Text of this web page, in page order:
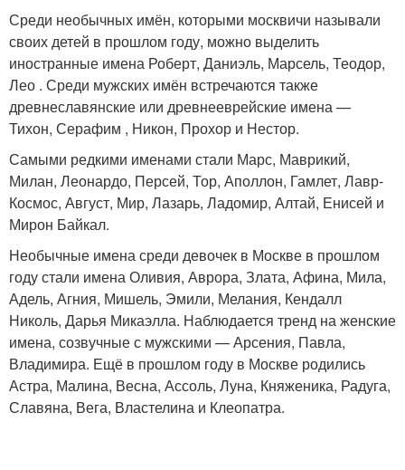
Среди необычных имён, которыми москвичи называли
своих детей в прошлом году, можно выделить
иностранные имена Роберт, Даниэль, Марсель, Теодор,
Лео . Среди мужских имён встречаются также
древнеславянские или древнееврейские имена —
Тихон, Серафим , Никон, Прохор и Нестор.
Самыми редкими именами стали Марс, Маврикий,
Милан, Леонардо, Персей, Тор, Аполлон, Гамлет, Лавр-
Космос, Август, Мир, Лазарь, Ладомир, Алтай, Енисей и
Мирон Байкал.
Необычные имена среди девочек в Москве в прошлом
году стали имена Оливия, Аврора, Злата, Афина, Мила,
Адель, Агния, Мишель, Эмили, Мелания, Кендалл
Николь, Дарья Микаэлла. Наблюдается тренд на женские
имена, созвучные с мужскими — Арсения, Павла,
Владимира. Ещё в прошлом году в Москве родились
Астра, Малина, Весна, Ассоль, Луна, Княженика, Радуга,
Славяна, Вега, Властелина и Клеопатра.